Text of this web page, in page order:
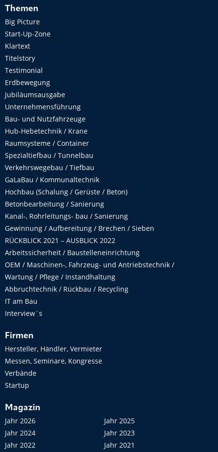
Themen
Big Picture
Start-Up-Zone
Klartext
Titelstory
Testimonial
Erdbewegung
Jubiläumsausgabe
Unternehmensführung
Bau- und Nutzfahrzeuge
Hub-Hebetechnik / Krane
Raumsysteme / Container
Spezialtiefbau / Tunnelbau
Verkehrswegebau / Tiefbau
GaLaBau / Kommunaltechnik
Hochbau (Schalung / Gerüste / Beton)
Betonbearbeitung / Sanierung
Kanal-, Rohrleitungs- bau / Sanierung
Gewinnung / Aufbereitung / Brechen / Sieben
RÜCKBLICK 2021 – AUSBLICK 2022
Arbeitssicherheit / Baustelleneinrichtung
OEM / Maschinen-, Fahrzeug- und Antriebstechnik /
Wartung / Pflege / Instandhaltung
Abbruchtechnik / Rückbau / Recycling
IT am Bau
Interview´s
Firmen
Hersteller, Händler, Vermieter
Messen, Seminare, Kongresse
Verbände
Startup
Magazin
Jahr 2026
Jahr 2025
Jahr 2024
Jahr 2023
Jahr 2022
Jahr 2021